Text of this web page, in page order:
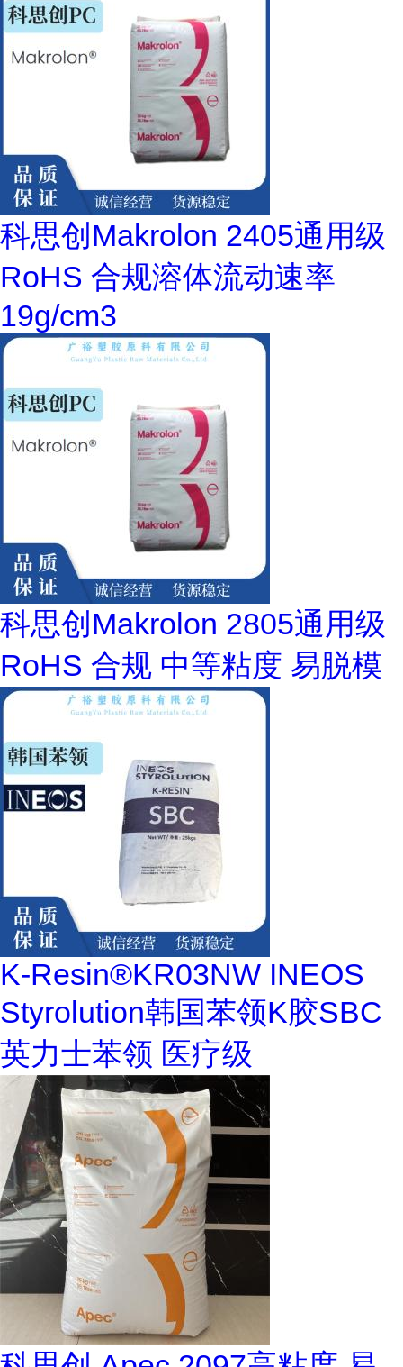
科思创Makrolon 2405通用级
RoHS 合规溶体流动速率
19g/cm3
科思创Makrolon 2805通用级
RoHS 合规 中等粘度 易脱模
K-Resin®KR03NW INEOS
Styrolution韩国苯领K胶SBC
英力士苯领 医疗级